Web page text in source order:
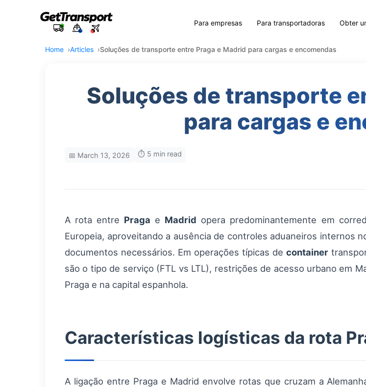
Para empresas Para transportadoras Obter
Home Articles Soluções de transporte entre Praga e Madrid para cargas e encomendas
Soluções de transporte
para cargas e
📅 March 13, 2026 ⏱️ 5 min read
A rota entre Praga e Madrid opera predominantemente em
Europeia, aproveitando a ausência de controles aduaneiros internos
documentos necessários. Em operações típicas de container
são o tipo de serviço (FTL vs LTL), restrições de acesso urbano em
Praga e na capital espanhola.
Características logísticas da rota
A ligação entre Praga e Madrid envolve rotas que cruzam a